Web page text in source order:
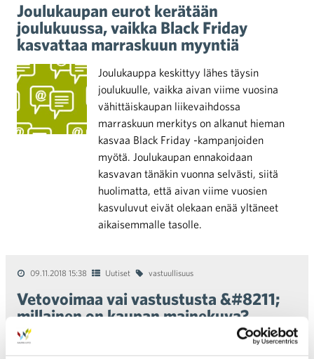
Joulukaupan eurot kerätään
joulukuussa, vaikka Black Friday
kasvattaa marraskuun myyntiä
Joulukauppa keskittyy lähes täysin
joulukuulle, vaikka aivan viime vuosina
vähittäiskaupan liikevaihdossa
marraskuun merkitys on alkanut hieman
kasvaa Black Friday -kampanjoiden
myötä. Joulukaupan ennakoidaan
kasvavan tänäkin vuonna selvästi, siitä
huolimatta, että aivan viime vuosien
kasvuluvut eivät olekaan enää yltäneet
aikaisemmalle tasolle.
09.11.2018 15:38 Uutiset vastuullisuus
Vetovoimaa vai vastustusta &#8211;
millainen on kaupan mainekuva?
Kauppa on lähimpänä kuluttajaa, ja kaikilla on myös